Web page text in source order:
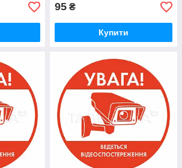
95 ₴
Купити